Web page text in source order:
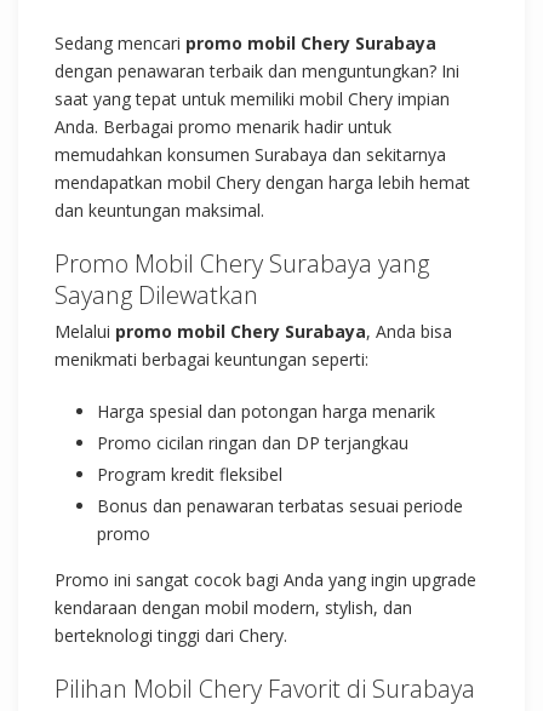
Sedang mencari promo mobil Chery Surabaya
dengan penawaran terbaik dan menguntungkan? Ini
saat yang tepat untuk memiliki mobil Chery impian
Anda. Berbagai promo menarik hadir untuk
memudahkan konsumen Surabaya dan sekitarnya
mendapatkan mobil Chery dengan harga lebih hemat
dan keuntungan maksimal.
Promo Mobil Chery Surabaya yang
Sayang Dilewatkan
Melalui promo mobil Chery Surabaya, Anda bisa
menikmati berbagai keuntungan seperti:
Harga spesial dan potongan harga menarik
Promo cicilan ringan dan DP terjangkau
Program kredit fleksibel
Bonus dan penawaran terbatas sesuai periode
promo
Promo ini sangat cocok bagi Anda yang ingin upgrade
kendaraan dengan mobil modern, stylish, dan
berteknologi tinggi dari Chery.
Pilihan Mobil Chery Favorit di Surabaya